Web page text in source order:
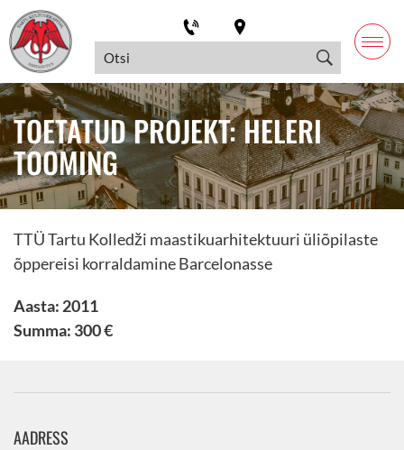
TOETATUD PROJEKT: HELERI
TOOMING
TTÜ Tartu Kolledži maastikuarhitektuuri üliõpilaste
õppereisi korraldamine Barcelonasse
Aasta: 2011
Summa: 300 €
AADRESS